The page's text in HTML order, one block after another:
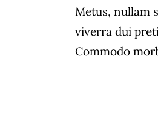
Metus, nullam
viverra dui
Commodo